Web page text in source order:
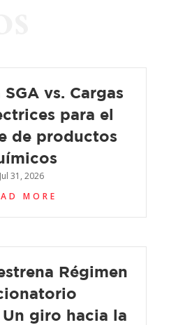
vs. Cargas
para el
de productos
Jul 31, 2026
MORE
Régimen
giro hacia la